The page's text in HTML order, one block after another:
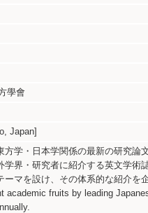
學會
Japan]
方学・日本学関係の最新の研究論
学界・研究者に紹介する英文学術
ーマを設け、その体系的な紹
academic fruits by leading